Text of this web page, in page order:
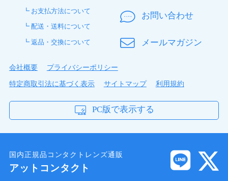
┗ お支払方法について
┗ 配送・送料について
┗ 返品・交換について
お問い合わせ
メールマガジン
会社概要
プライバシーポリシー
特定商取引法に基づく表示
サイトマップ 利用規約
PC版で表示する
国内正規品コンタクトレンズ通販
アットコンタクト